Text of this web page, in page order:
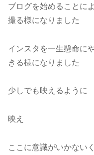
ブログを始めることに
撮る様になりました
インスタを一生懸命に
きる様になりました
少しでも映えるように
映え
ここに意識がいかない